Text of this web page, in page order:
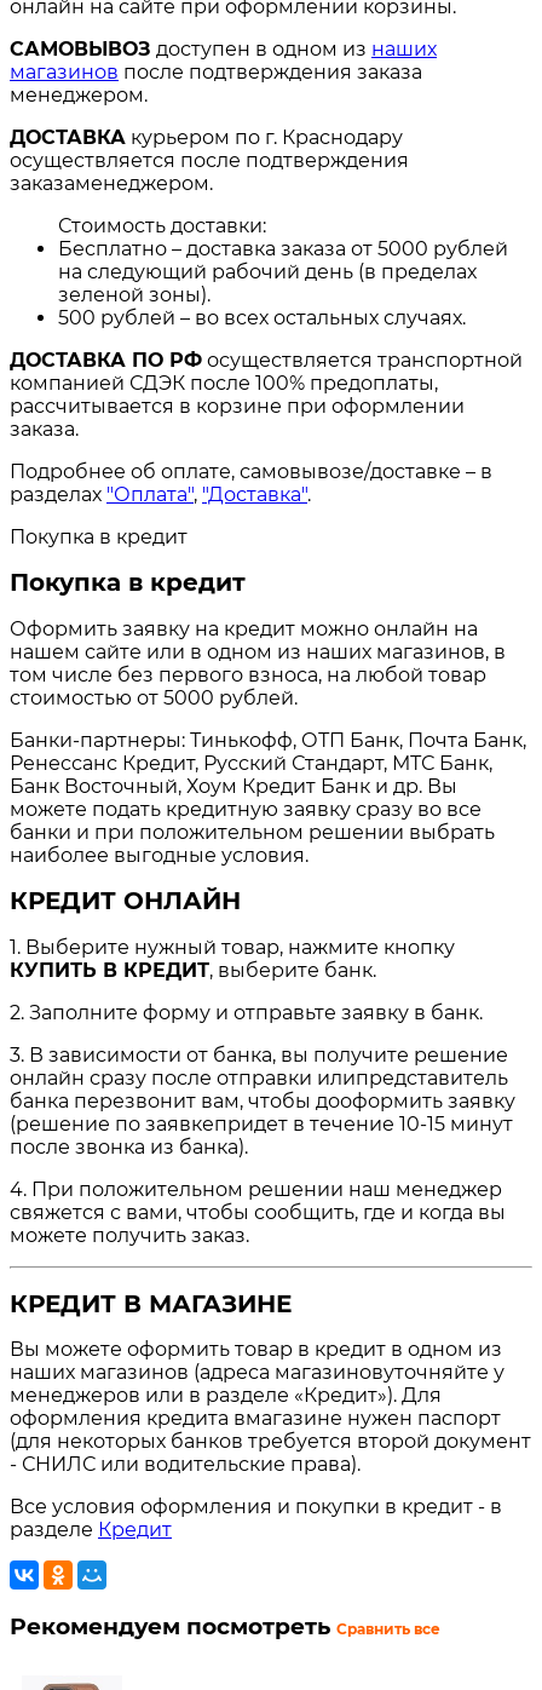
онлайн на сайте при оформлении корзины.
САМОВЫВОЗ доступен в одном из наших
магазинов после подтверждения заказа
менеджером.
ДОСТАВКА курьером по г. Краснодару
осуществляется после подтверждения
заказаменеджером.
Стоимость доставки:
Бесплатно – доставка заказа от 5000 рублей
на следующий рабочий день (в пределах
зеленой зоны).
500 рублей – во всех остальных случаях.
ДОСТАВКА ПО РФ осуществляется транспортной
компанией СДЭК после 100% предоплаты,
рассчитывается в корзине при оформлении
заказа.
Подробнее об оплате, самовывозе/доставке – в
разделах "Оплата", "Доставка".
Покупка в кредит
Покупка в кредит
Оформить заявку на кредит можно онлайн на
нашем сайте или в одном из наших магазинов, в
том числе без первого взноса, на любой товар
стоимостью от 5000 рублей.
Банки-партнеры: Тинькофф, ОТП Банк, Почта Банк,
Ренессанс Кредит, Русский Стандарт, МТС Банк,
Банк Восточный, Хоум Кредит Банк и др. Вы
можете подать кредитную заявку сразу во все
банки и при положительном решении выбрать
наиболее выгодные условия.
КРЕДИТ ОНЛАЙН
1. Выберите нужный товар, нажмите кнопку
КУПИТЬ В КРЕДИТ, выберите банк.
2. Заполните форму и отправьте заявку в банк.
3. В зависимости от банка, вы получите решение
онлайн сразу после отправки илипредставитель
банка перезвонит вам, чтобы дооформить заявку
(решение по заявкепридет в течение 10-15 минут
после звонка из банка).
4. При положительном решении наш менеджер
свяжется с вами, чтобы сообщить, где и когда вы
можете получить заказ.
КРЕДИТ В МАГАЗИНЕ
Вы можете оформить товар в кредит в одном из
наших магазинов (адреса магазиновуточняйте у
менеджеров или в разделе «Кредит»). Для
оформления кредита вмагазине нужен паспорт
(для некоторых банков требуется второй документ
- СНИЛС или водительские права).
Все условия оформления и покупки в кредит - в
разделе Кредит
Рекомендуем посмотреть Сравнить все